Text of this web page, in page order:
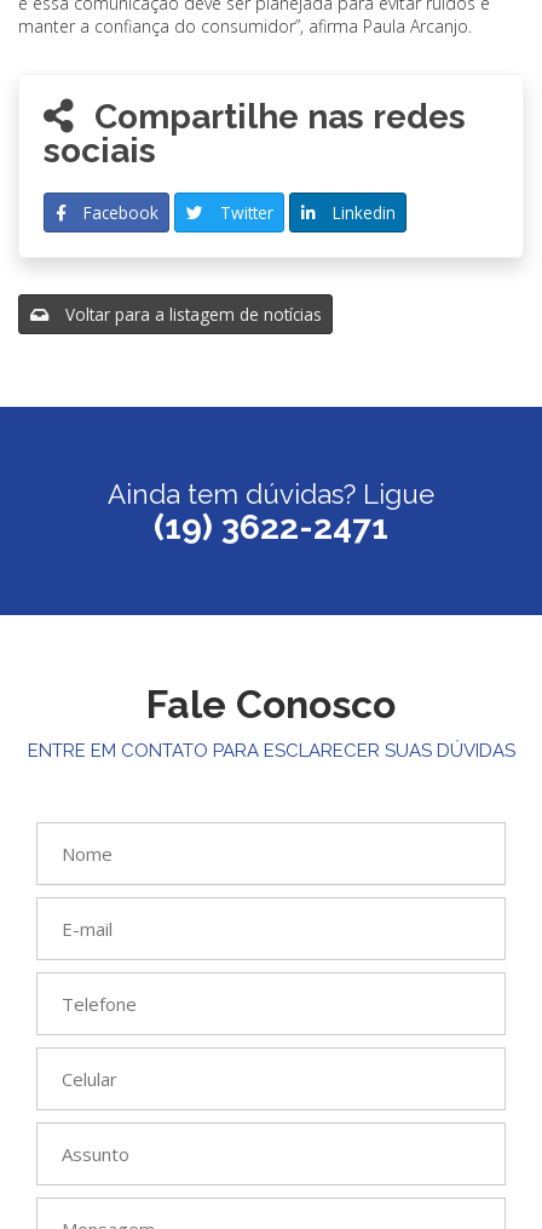
manter a confiança do consumidor”, afirma Paula Arcanjo.
Compartilhe nas redes
sociais
Facebook Twitter Linkedin
Voltar para a listagem de notícias
Ainda tem dúvidas? Ligue
(19) 3622-2471
Fale Conosco
ENTRE EM CONTATO PARA ESCLARECER SUAS DÚVIDAS